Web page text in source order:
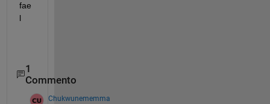
fae
l
1
Commento
Chukwunememma